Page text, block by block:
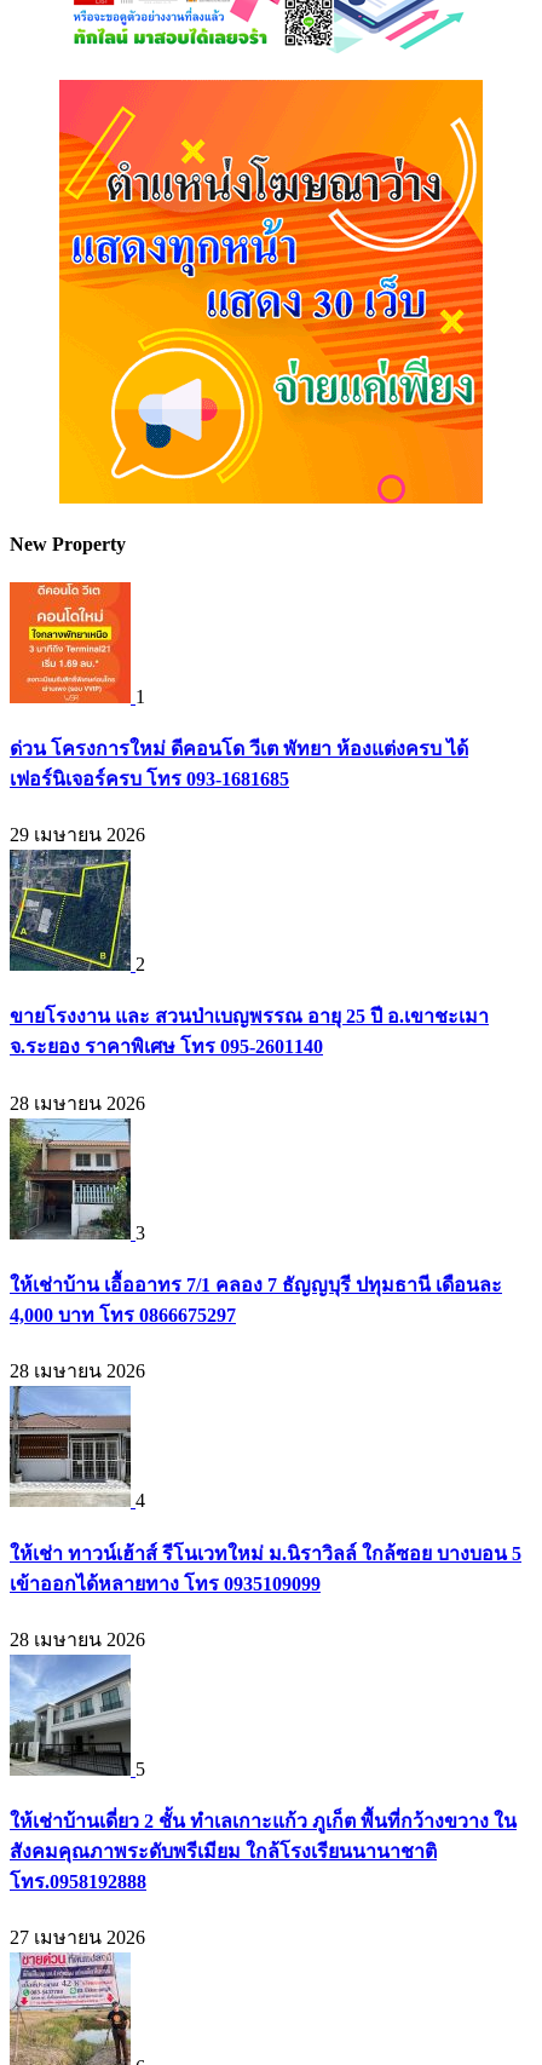
New Property
1
ด่วน โครงการใหม่ ดีคอนโด วีเต พัทยา ห้องแต่งครบ ได้
เฟอร์นิเจอร์ครบ โทร 093-1681685
29 เมษายน 2026
2
ขายโรงงาน และ สวนป่าเบญพรรณ อายุ 25 ปี อ.เขาชะเมา
จ.ระยอง ราคาพิเศษ โทร 095-2601140
28 เมษายน 2026
3
ให้เช่าบ้าน เอื้ออาทร 7/1 คลอง 7 ธัญญบุรี ปทุมธานี เดือนละ
4,000 บาท โทร 0866675297
28 เมษายน 2026
4
ให้เช่า ทาวน์เฮ้าส์ รีโนเวทใหม่ ม.นิราวิลล์ ใกล้ซอย บางบอน 5
เข้าออกได้หลายทาง โทร 0935109099
28 เมษายน 2026
5
ให้เช่าบ้านเดี่ยว 2 ชั้น ทำเลเกาะแก้ว ภูเก็ต พื้นที่กว้างขวาง ใน
สังคมคุณภาพระดับพรีเมียม ใกล้โรงเรียนนานาชาติ
โทร.0958192888
27 เมษายน 2026